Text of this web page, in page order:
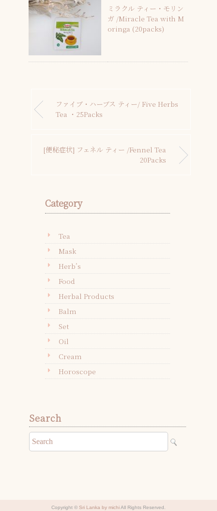
ミラクル ティー・モリン
ガ /Miracle Tea with M
oringa (20packs)
ファイブ・ハーブス ティー/ Five Herbs
Tea ・25Packs
[便秘症状] フェネル ティー /Fennel Tea
20Packs
Category
Tea
Mask
Herb’s
Food
Herbal Products
Balm
Set
Oil
Cream
Horoscope
Search
Copyright © Sri Lanka by michiAll Rights Reserved.